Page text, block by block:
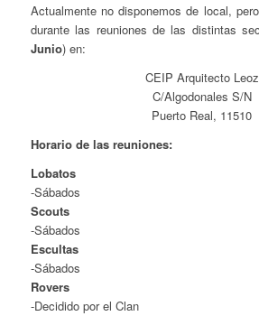
Actualmente no disponemos de local,
durante las reuniones de las distintas
Junio) en:
CEIP Arquitecto Leoz
C/Algodonales S/N
Puerto Real, 11510
Horario de las reuniones:
Lobatos
-Sábados
Scouts
-Sábados
Escultas
-Sábados
Rovers
-Decidido por el Clan